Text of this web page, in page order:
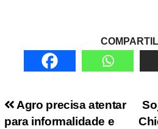
Navegação de
Agro precisa atentar
para informalidade e